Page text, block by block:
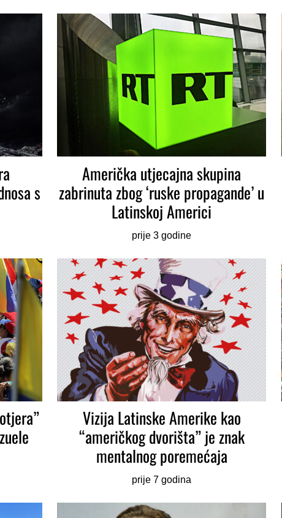
s
Američka utjecajna skupina
zabrinuta zbog ‘ruske propagande’ u
Latinskoj Americi
prije 3 godine
Vizija Latinske Amerike kao
“američkog dvorišta” je znak
mentalnog poremećaja
prije 7 godina